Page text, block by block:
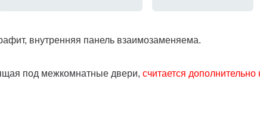
внутренняя панель взаимозаменяема.
под межкомнатные двери, считается